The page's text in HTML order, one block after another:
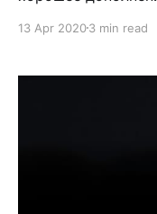
применить тем,
очень часто
модераторы из
13 Apr 20203 min read